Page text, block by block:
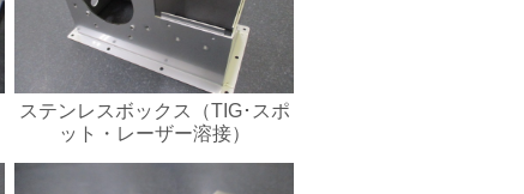
ステンレスボックス（TIG･スポ
ット・レーザー溶接）